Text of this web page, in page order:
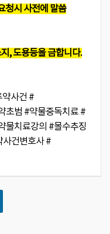
청시 사전에 말씀
, 도용등을 금합니다.
약사건 #
초범 #약물중독치료 #
물치료강의 #몰수추징
사건변호사 #